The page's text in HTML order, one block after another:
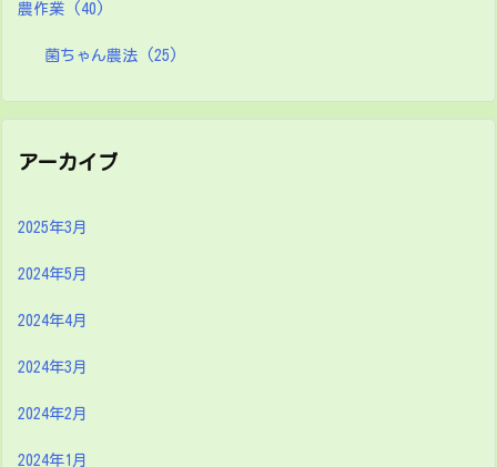
農作業 (40)
菌ちゃん農法 (25)
アーカイブ
2025年3月
2024年5月
2024年4月
2024年3月
2024年2月
2024年1月